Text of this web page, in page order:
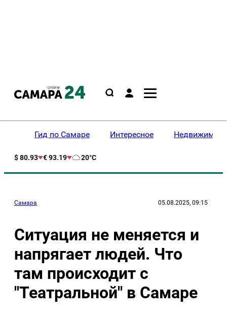
Гид по Самаре Интересное
$ 80.93 € 93.19 20°C
Самара 05.08.2025, 09:15
Ситуация не меняется и
напрягает людей. Что
там происходит с
"Театральной" в Самаре